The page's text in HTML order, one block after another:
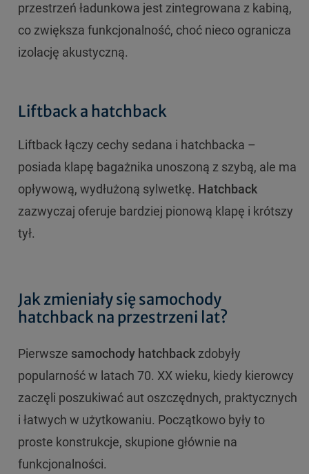
przestrzeń ładunkowa jest zintegrowana z kabiną,
co zwiększa funkcjonalność, choć nieco ogranicza
izolację akustyczną.
Liftback a hatchback
Liftback łączy cechy sedana i hatchbacka –
posiada klapę bagażnika unoszoną z szybą, ale ma
opływową, wydłużoną sylwetkę. Hatchback
zazwyczaj oferuje bardziej pionową klapę i krótszy
tył.
Jak zmieniały się samochody
hatchback na przestrzeni lat?
Pierwsze samochody hatchback zdobyły
popularność w latach 70. XX wieku, kiedy kierowcy
zaczęli poszukiwać aut oszczędnych, praktycznych
i łatwych w użytkowaniu. Początkowo były to
proste konstrukcje, skupione głównie na
funkcjonalności.